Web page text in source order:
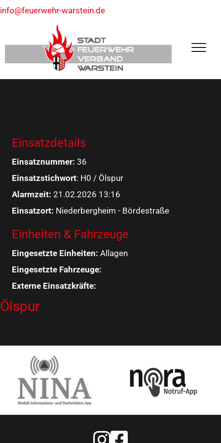
info@feuerwehr-warstein.de
Einsatzdetails
Einsatznummer: 36
Einsatzstichwort: H0 / Ölspur
Alarmzeit: 21.02.2026 13:16
Einsatzort: Niederbergheim - Bördestraße
Einheiten & Fahrzeuge
Eingesetzte Einheiten: Allagen
Eingesetzte Fahrzeuge:
Externe Einsatzkräfte:
Ölspur
Feuerwehr Warstein Instagram
Feuerwehr Warstein